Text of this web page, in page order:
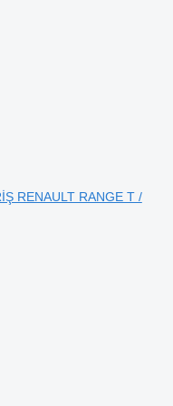
RENAULT RANGE T /